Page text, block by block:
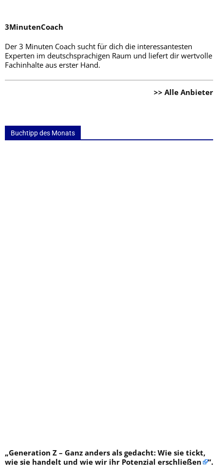
3MinutenCoach
Der 3 Minuten Coach sucht für dich die interessantesten
Experten im deutschsprachigen Raum und liefert dir wertvolle
Fachinhalte aus erster Hand.
>> Alle Anbieter
Buchtipp des Monats
„Generation Z – Ganz anders als gedacht: Wie sie tickt,
wie sie handelt und wie wir ihr Potenzial erschließen
“.